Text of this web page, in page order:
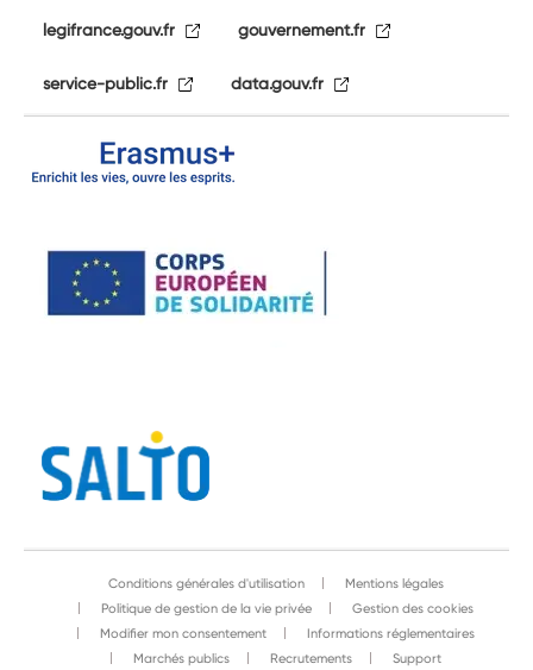
legifrance.gouv.fr gouvernement.fr
service-public.fr data.gouv.fr
Conditions générales d'utilisation
Mentions légales
Politique de gestion de la vie privée
Gestion des cookies
Modifier mon consentement
Informations réglementaires
Marchés publics
Recrutements Support